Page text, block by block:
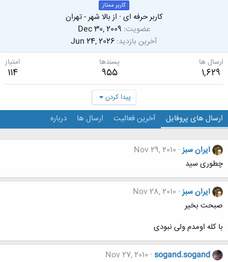
کاربر ممتاز
کاربر حرفه ای · ازبالا شهر - تهران
عضویت Dec 30, 2009
آخرین بازدید Jun 24, 2026
ارسال ها
1,629
پسندها
955
امتیاز
114
پیدا کردن
ارسال های پروفایل آخرین فعالیت ارسال ها درباره
ایران سبز Nov 29, 2010
چطوری سید
ایران سبز Nov 28, 2010
صبحت بخیر
با کله اومدم ولی نبودی
sogand.sogand
Nov 27, 2010